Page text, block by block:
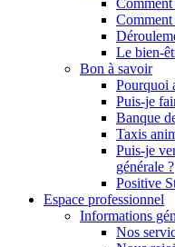
Comment
Le bien-
Bon à savoir
Pourquoi
Puis-je
Banque
Taxis
Puis-je
générale ?
Positive
Espace professionnel
Informations
Nos